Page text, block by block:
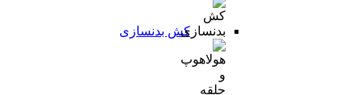
کش بدنسازی